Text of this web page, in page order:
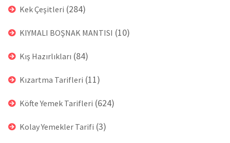
Kek Çeşitleri (284)
KIYMALI BOŞNAK MANTISI (10)
Kış Hazırlıkları (84)
Kızartma Tarifleri (11)
Köfte Yemek Tarifleri (624)
Kolay Yemekler Tarifi (3)